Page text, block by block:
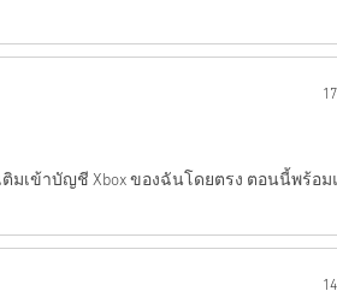
ติมเข้าบัญชี Xbox ของฉันโดยตรง ตอนนี้พร้อ